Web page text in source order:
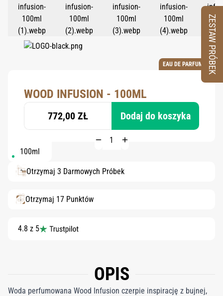
EAU DE PARFUM
WOOD INFUSION - 100ML
772,00 ZŁ Dodaj do koszyka
100ml
Otrzymaj 3 Darmowych Próbek
Otrzymaj 17 Punktów
4.8 z 5
OPIS
Woda perfumowana Wood Infusion czerpie inspirację z bujnej,
ZESTAW PRÓBEK